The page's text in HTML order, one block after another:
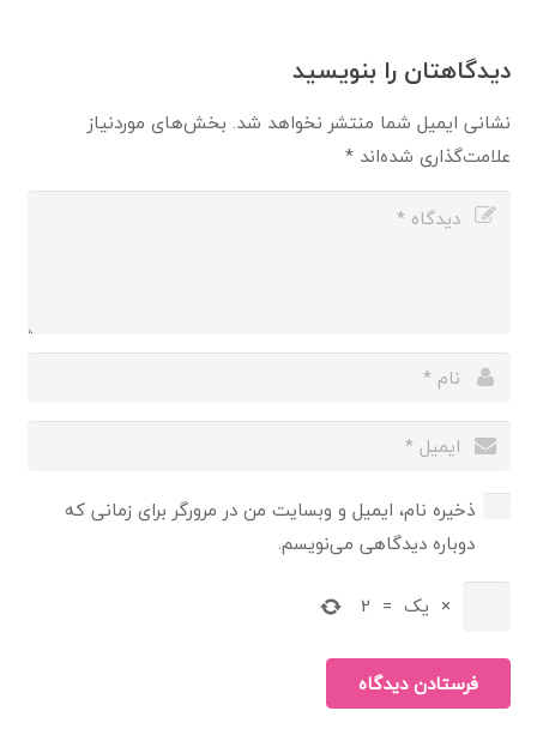
دیدگاهتان را بنویسید
نشانی ایمیل شما منتشر نخواهد شد. بخش‌های موردنیاز
علامت‌گذاری شده‌اند*
ذخیره نام، ایمیل و وبسایت من در مرورگر برای زمانی که
دوباره دیدگاهی می‌نویسم.
× یک =
2
فرستادن دیدگاه